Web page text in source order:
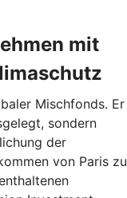
mit
Mischfonds. Er
sondern
der
von Paris zu